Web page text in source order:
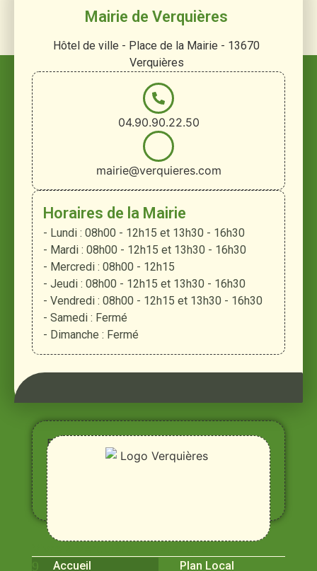
Mairie de Verquières
Hôtel de ville - Place de la Mairie - 13670
Verquières
04.90.90.22.50
mairie@verquieres.com
Horaires de la Mairie
- Lundi : 08h00 - 12h15 et 13h30 - 16h30
- Mardi : 08h00 - 12h15 et 13h30 - 16h30
- Mercredi : 08h00 - 12h15
- Jeudi : 08h00 - 12h15 et 13h30 - 16h30
- Vendredi : 08h00 - 12h15 et 13h30 - 16h30
- Samedi : Fermé
- Dimanche : Fermé
Entre
Rhône,
Alpilles
et
Durance
Accueil Plan Local